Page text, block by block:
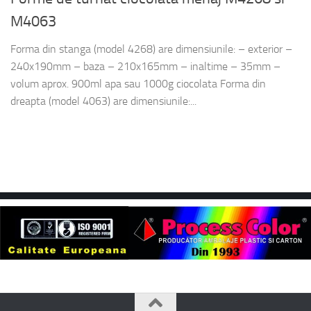
M4063
Forma din stanga (model 4268) are dimensiunile: – exterior –
240x190mm – baza – 210x165mm – inaltime – 35mm –
volum aprox. 900ml apa sau 1000g ciocolata Forma din
dreapta (model 4063) are dimensiunile:...